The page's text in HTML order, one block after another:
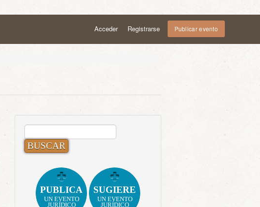
Acceder Registrarse Publicar evento
BUSCAR:
PUBLICA
UN EVENTO
JURÍDICO
SUGIERE
UN EVENTO
JURÍDICO